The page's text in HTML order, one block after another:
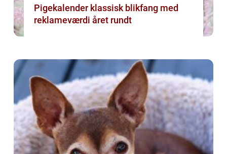
Pigekalender klassisk blikfang med
reklameværdi året rundt